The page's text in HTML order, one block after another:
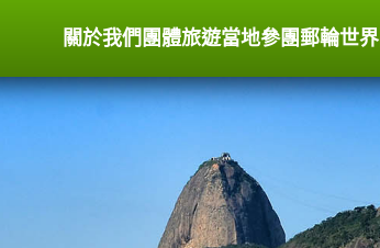
關於我們 團體旅遊當地參團 郵輪世界